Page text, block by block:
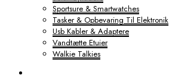
Sportsure & Smartwatches
Tasker & Opbevaring Til Elektronik
Usb Kabler & Adaptere
Vandtætte Etuier
Walkie Talkies